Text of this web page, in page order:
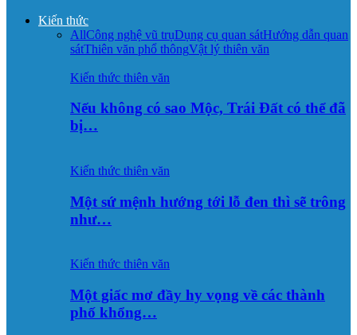
Kiến thức
AllCông nghệ vũ trụDụng cụ quan sátHướng dẫn quan
sátThiên văn phổ thôngVật lý thiên văn
Kiến thức thiên văn
Nếu không có sao Mộc, Trái Đất có thể đã
bị…
Kiến thức thiên văn
Một sứ mệnh hướng tới lỗ đen thì sẽ trông
như…
Kiến thức thiên văn
Một giấc mơ đầy hy vọng về các thành
phố khổng…